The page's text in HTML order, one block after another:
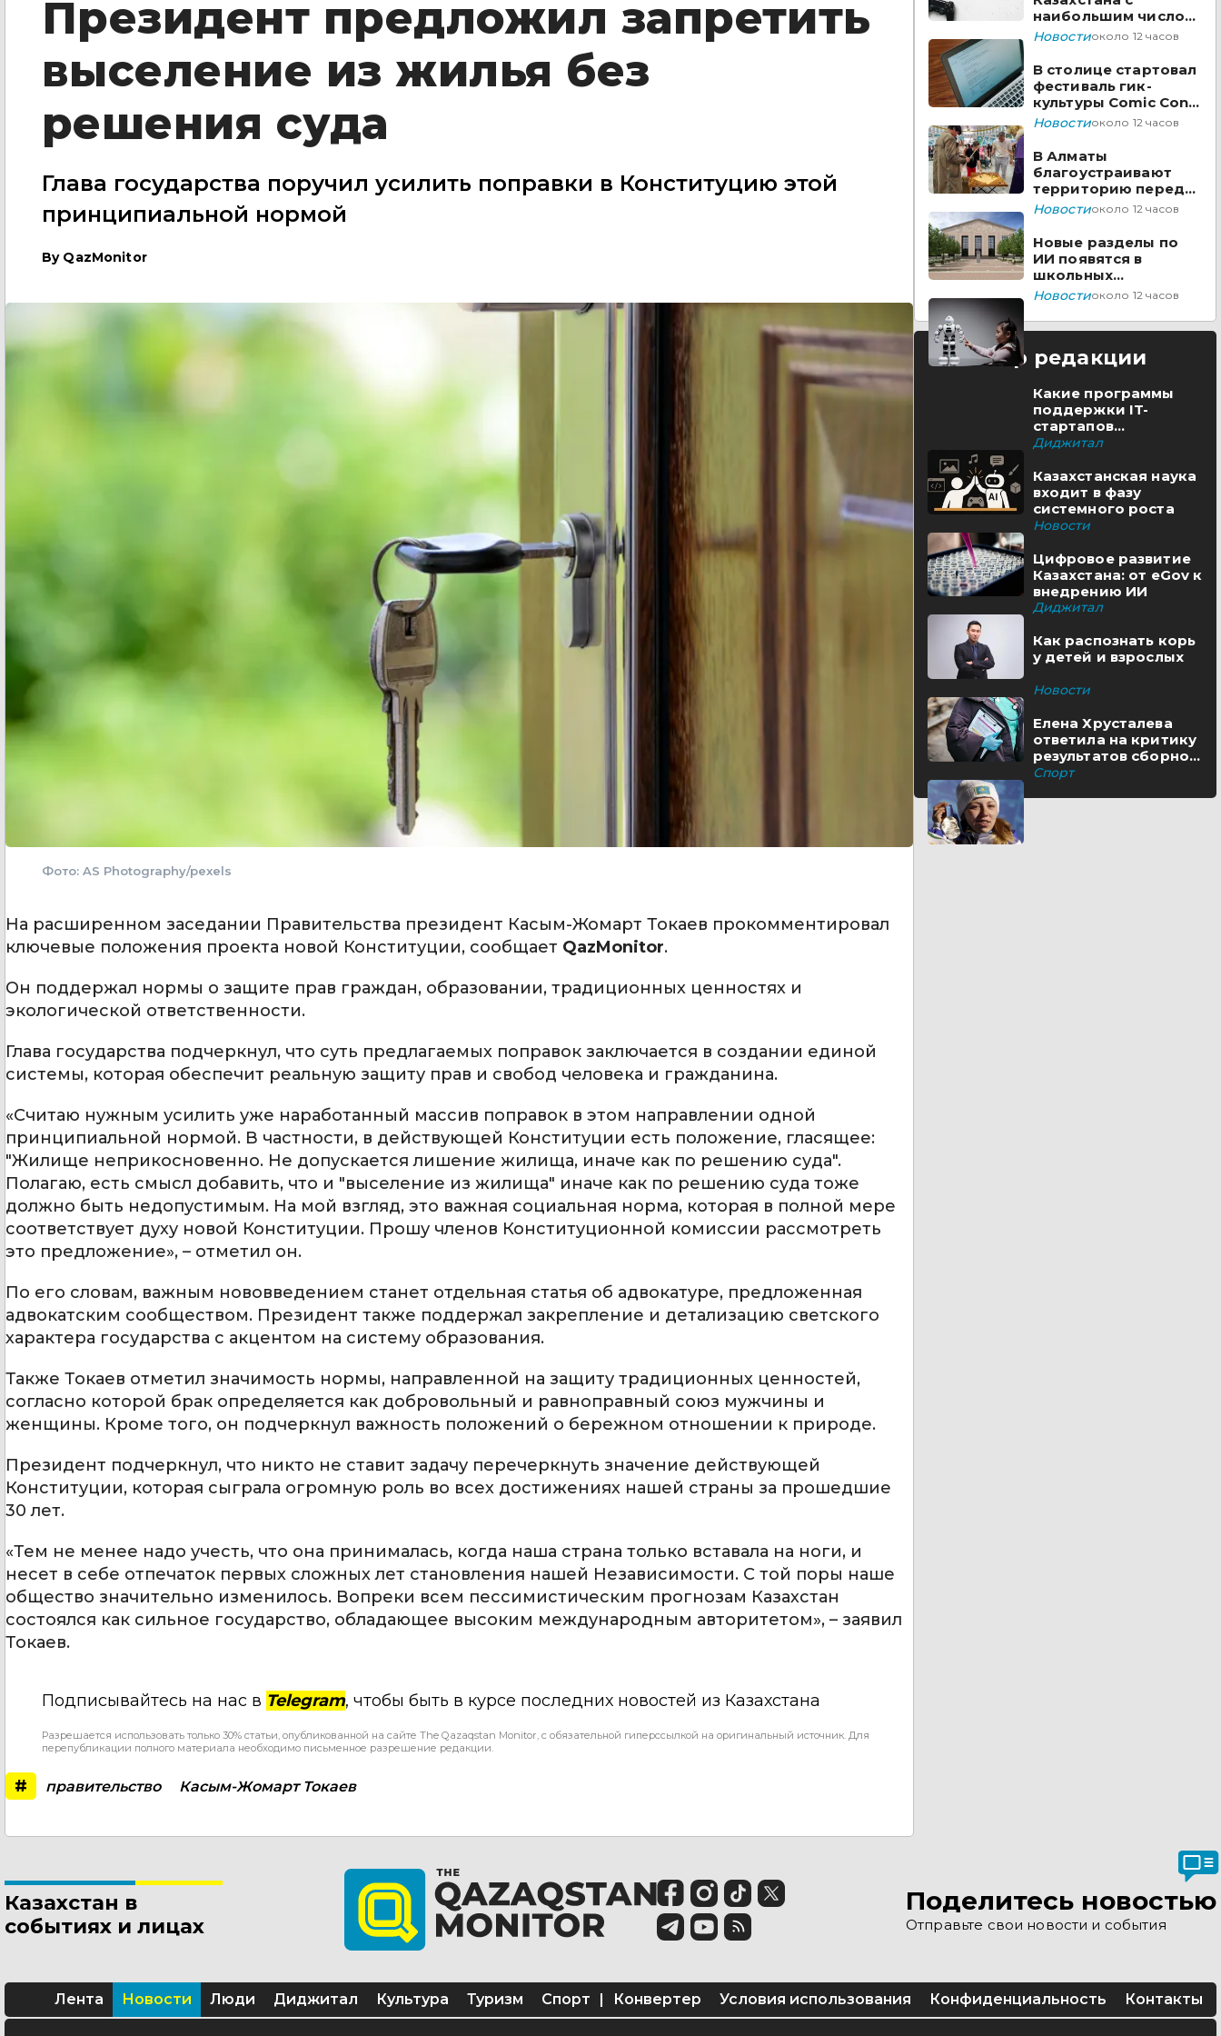
Президент предложил запретить
выселение из жилья без
решения суда
Глава государства поручил усилить поправки в Конституцию этой
принципиальной нормой
By QazMonitor
Фото: AS Photography/pexels
На расширенном заседании Правительства президент Касым-Жомарт Токаев прокомментировал
ключевые положения проекта новой Конституции, сообщает QazMonitor.
Он поддержал нормы о защите прав граждан, образовании, традиционных ценностях и
экологической ответственности.
Глава государства подчеркнул, что суть предлагаемых поправок заключается в создании единой
системы, которая обеспечит реальную защиту прав и свобод человека и гражданина.
«Считаю нужным усилить уже наработанный массив поправок в этом направлении одной
принципиальной нормой. В частности, в действующей Конституции есть положение, гласящее:
"Жилище неприкосновенно. Не допускается лишение жилища, иначе как по решению суда".
Полагаю, есть смысл добавить, что и "выселение из жилища" иначе как по решению суда тоже
должно быть недопустимым. На мой взгляд, это важная социальная норма, которая в полной мере
соответствует духу новой Конституции. Прошу членов Конституционной комиссии рассмотреть
это предложение», – отметил он.
По его словам, важным нововведением станет отдельная статья об адвокатуре, предложенная
адвокатским сообществом. Президент также поддержал закрепление и детализацию светского
характера государства с акцентом на систему образования.
Также Токаев отметил значимость нормы, направленной на защиту традиционных ценностей,
согласно которой брак определяется как добровольный и равноправный союз мужчины и
женщины. Кроме того, он подчеркнул важность положений о бережном отношении к природе.
Президент подчеркнул, что никто не ставит задачу перечеркнуть значение действующей
Конституции, которая сыграла огромную роль во всех достижениях нашей страны за прошедшие
30 лет.
«Тем не менее надо учесть, что она принималась, когда наша страна только вставала на ноги, и
несет в себе отпечаток первых сложных лет становления нашей Независимости. С той поры наше
общество значительно изменилось. Вопреки всем пессимистическим прогнозам Казахстан
состоялся как сильное государство, обладающее высоким международным авторитетом», – заявил
Токаев.
Подписывайтесь на нас в Telegram, чтобы быть в курсе последних новостей из Казахстана
Разрешается использовать только 30% статьи, опубликованной на сайте The Qazaqstan Monitor, с обязательной гиперссылкой на оригинальный источник. Для
перепубликации полного материала необходимо письменное разрешение редакции.
# правительство Касым-Жомарт Токаев
наибольшим числом
вакансий на Enbek.kz
Новостиоколо 12 часов
В столице стартовал
фестиваль гик-
культуры Comic Con
Astana 2026
Новостиоколо 12 часов
В Алматы
благоустраивают
территорию перед
ТЮЗом
Новостиоколо 12 часов
Новые разделы по
ИИ появятся в
школьных
предметах
Новостиоколо 12 часов
Выбор редакции
Какие программы
поддержки IT-
стартапов
реализуются в
Диджитал
Казахстанская наука
входит в фазу
системного роста
Новости
Цифровое развитие
Казахстана: от eGov к
внедрению ИИ
Диджитал
Как распознать корь
у детей и взрослых
Новости
Елена Хрусталева
ответила на критику
результатов сборной
Казахстана
Спорт
Казахстан в
событиях и лицах
Поделитесь новостью
Отправьте свои новости и события
Лента Новости Люди Диджитал Культура Туризм Спорт | Конвертер Условия использования Конфиденциальность Контакты